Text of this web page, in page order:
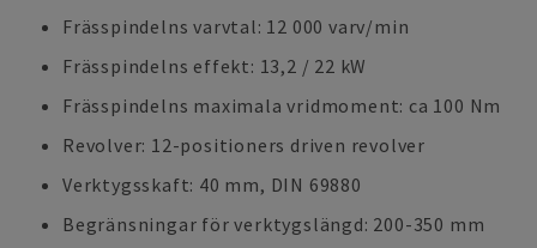
Frässpindelns varvtal: 12 000 varv/min
Frässpindelns effekt: 13,2 / 22 kW
Frässpindelns maximala vridmoment: ca 100 Nm
Revolver: 12-positioners driven revolver
Verktygsskaft: 40 mm, DIN 69880
Begränsningar för verktygslängd: 200-350 mm